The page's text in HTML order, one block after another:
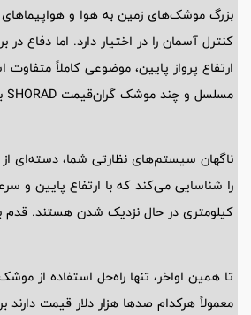
بزرگ موشک‌های زمین به هوا و
کنترل آسمان را در اختیار دارد. اما دفاع در
ارتفاع پرواز پایین، موضوعی کاملاً
مسلسل و چند موشک گران‌قیمت SHORAD برای دفاع در اختیار دارد.
را شناسایی می‌کند که با ارتفاع پایین و
کیلومتری در حال نزدیک شدن هستند.
معمولاً هرکدام صدها هزار دلار قیمت